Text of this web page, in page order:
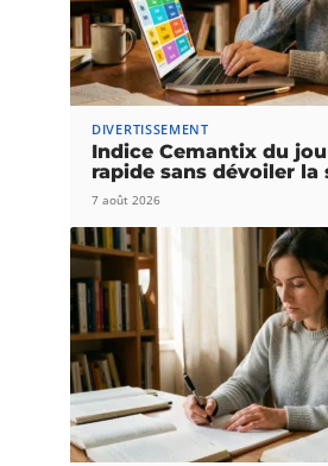
DIVERTISSEMENT
Indice Cemantix du
rapide sans dévoiler la
7 août 2026